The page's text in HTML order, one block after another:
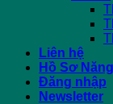
Liên hệ
Hồ Sơ
Đăng nhập
Newsletter